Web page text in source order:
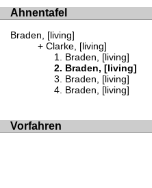
Ahnentafel
Braden, [living]
Clarke, [living]
Braden, [living]
Braden, [living]
Braden, [living]
Braden, [living]
Vorfahren